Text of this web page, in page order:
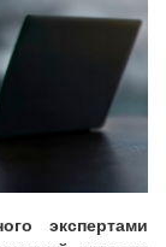
экспертами